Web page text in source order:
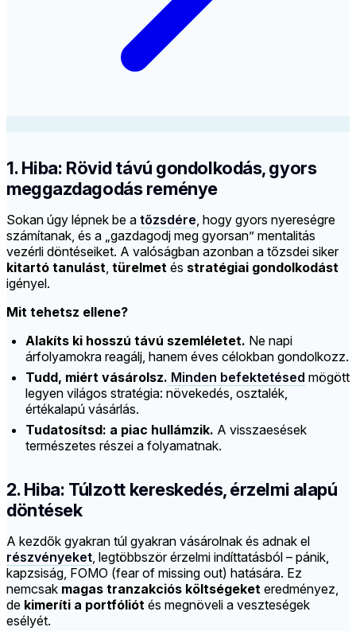
1. Hiba: Rövid távú gondolkodás, gyors
meggazdagodás reménye
Sokan úgy lépnek be a tőzsdére, hogy gyors nyereségre
számítanak, és a „gazdagodj meg gyorsan” mentalitás
vezérli döntéseiket. A valóságban azonban a tőzsdei siker
kitartó tanulást, türelmet és stratégiai gondolkodást
igényel.
Mit tehetsz ellene?
Alakíts ki hosszú távú szemléletet. Ne napi
árfolyamokra reagálj, hanem éves célokban gondolkozz.
Tudd, miért vásárolsz. Minden befektetésed mögött
legyen világos stratégia: növekedés, osztalék,
értékalapú vásárlás.
Tudatosítsd: a piac hullámzik. A visszaesések
természetes részei a folyamatnak.
2. Hiba: Túlzott kereskedés, érzelmi alapú
döntések
A kezdők gyakran túl gyakran vásárolnak és adnak el
részvényeket, legtöbbször érzelmi indíttatásból – pánik,
kapzsiság, FOMO (fear of missing out) hatására. Ez
nemcsak magas tranzakciós költségeket eredményez,
de kimeríti a portfóliót és megnöveli a veszteségek
esélyét.